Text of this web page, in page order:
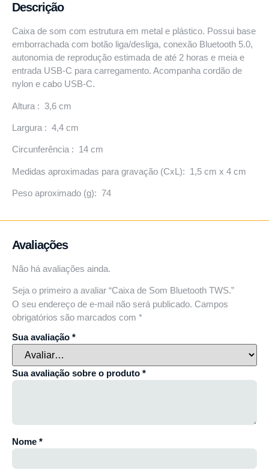
Descrição
Caixa de som com estrutura em metal e plástico. Possui base
emborrachada com botão liga/desliga, conexão Bluetooth 5.0,
autonomia de reprodução estimada de até 2 horas e meia e
entrada USB-C para carregamento. Acompanha cordão de
nylon e cabo USB-C.
Altura : 3,6 cm
Largura : 4,4 cm
Circunferência : 14 cm
Medidas aproximadas para gravação (CxL): 1,5 cm x 4 cm
Peso aproximado (g): 74
Avaliações
Não há avaliações ainda.
Seja o primeiro a avaliar “Caixa de Som Bluetooth TWS.”
O seu endereço de e-mail não será publicado. Campos
obrigatórios são marcados com *
Sua avaliação *
Sua avaliação sobre o produto *
Nome *